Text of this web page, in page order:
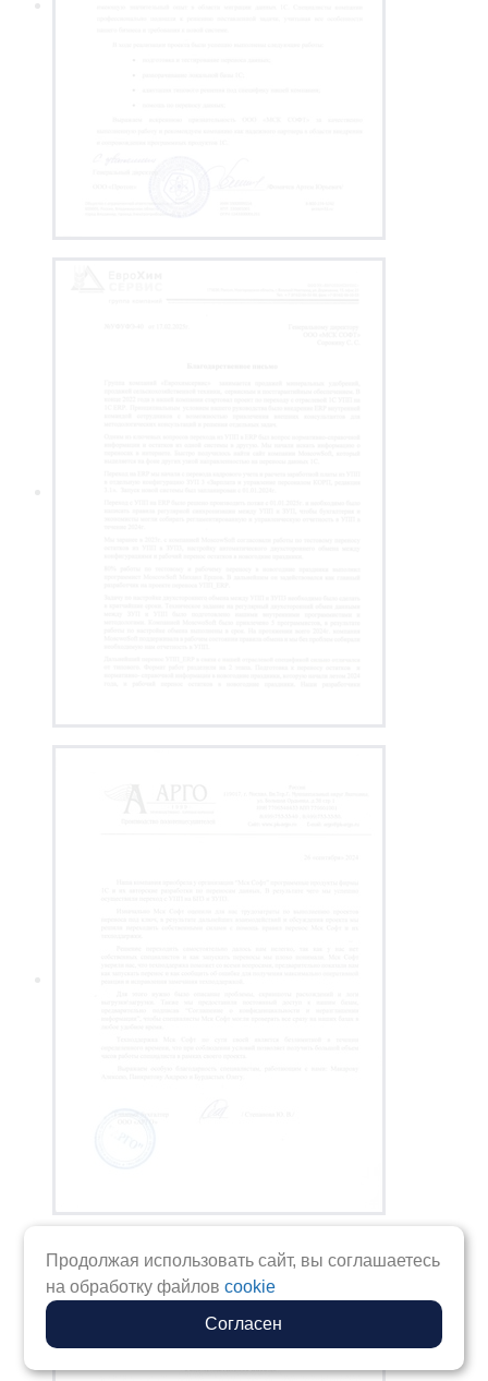
Продолжая использовать сайт, вы соглашаетесь
на обработку файловcookie
Согласен